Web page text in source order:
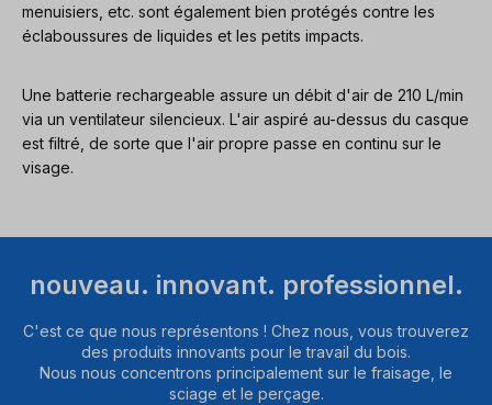
menuisiers, etc. sont également bien protégés contre les
éclaboussures de liquides et les petits impacts.
Une batterie rechargeable assure un débit d'air de 210 L/min
via un ventilateur silencieux. L'air aspiré au-dessus du casque
est filtré, de sorte que l'air propre passe en continu sur le
visage.
nouveau. innovant. professionnel.
C'est ce que nous représentons ! Chez nous, vous trouverez
des produits innovants pour le travail du bois.
Nous nous concentrons principalement sur le fraisage, le
sciage et le perçage.